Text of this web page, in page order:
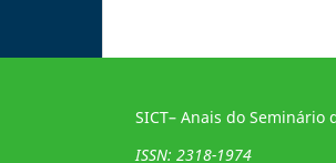
SICT– Anais do Seminário
ISSN: 2318-1974